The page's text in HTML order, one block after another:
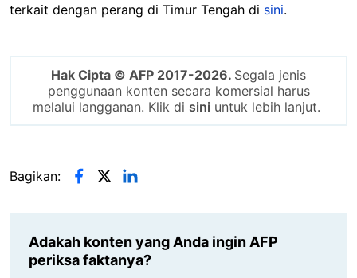
terkait dengan perang di Timur Tengah di sini.
Hak Cipta © AFP 2017-2026. Segala jenis
penggunaan konten secara komersial harus
melalui langganan. Klik di sini untuk lebih lanjut.
Bagikan:
Adakah konten yang Anda ingin AFP
periksa faktanya?